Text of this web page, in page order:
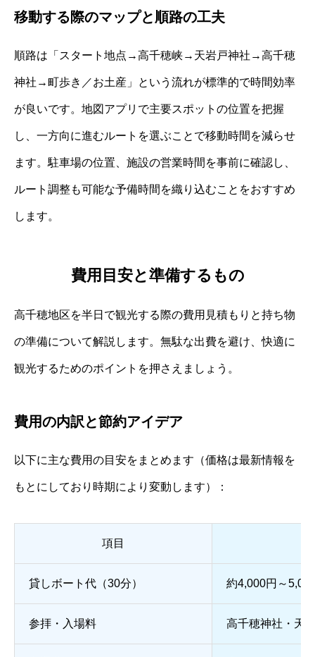
移動する際のマップと順路の工夫
順路は「スタート地点→高千穂峡→天岩戸神社→高千穂
神社→町歩き／お土産」という流れが標準的で時間効率
が良いです。地図アプリで主要スポットの位置を把握
し、一方向に進むルートを選ぶことで移動時間を減らせ
ます。駐車場の位置、施設の営業時間を事前に確認し、
ルート調整も可能な予備時間を織り込むことをおすすめ
します。
費用目安と準備するもの
高千穂地区を半日で観光する際の費用見積もりと持ち物
の準備について解説します。無駄な出費を避け、快適に
観光するためのポイントを押さえましょう。
費用の内訳と節約アイデア
以下に主な費用の目安をまとめます（価格は最新情報を
もとにしており時期により変動します）：
項目
貸しボート代（30分） 約4,000円～
参拝・入場料 高千穂神社・天